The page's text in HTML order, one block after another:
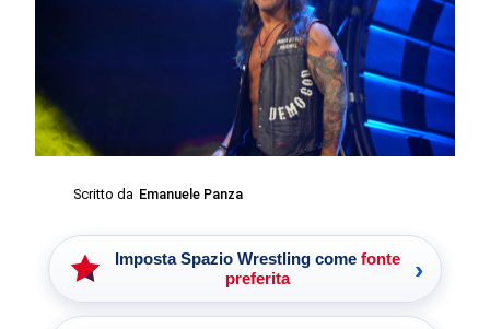
Scritto da Emanuele Panza
Imposta Spazio Wrestling come fonte
preferita
›